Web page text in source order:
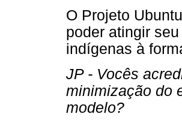
O Projeto
poder atingir
indígenas à
JP - Vocês
minimização do
modelo?